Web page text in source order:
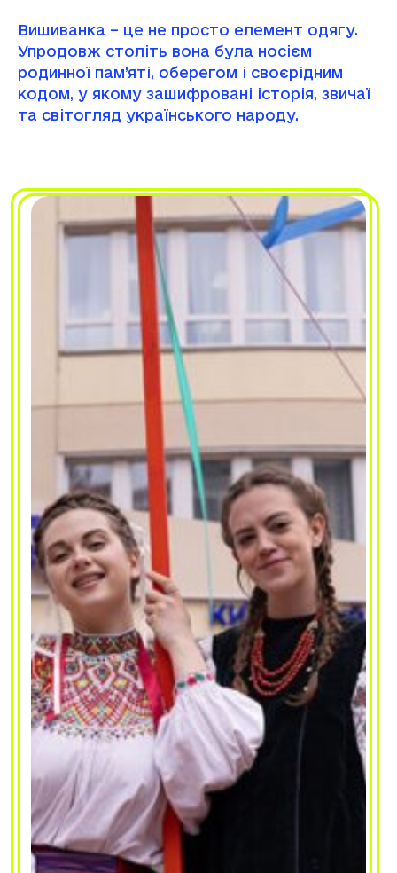
Вишиванка – це не просто елемент одягу.
Упродовж століть вона була носієм
родинної пам’яті, оберегом і своєрідним
кодом, у якому зашифровані історія, звичаї
та світогляд українського народу.